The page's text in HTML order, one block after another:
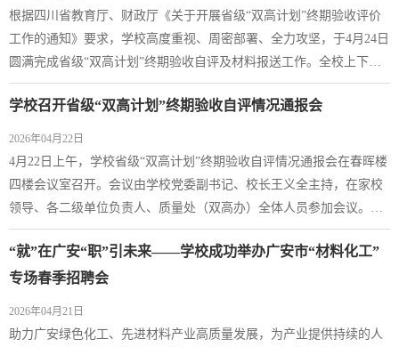
理处、教育技术与信息中心及各二级学院围绕...
根据四川省教育厅、财政厅《关于开展省级“双高计划”终期验收评价
工作的通知》要求，学校高度重视、周密部署、全力攻坚，于4月24日
圆满完成省级“双高计划”终期验收自评及材料报送工作。全校上下以
“5+2”“白+黑”攻坚状态，严格对照“双高”建设方案、备案任务书内
容，结合建设成效，对绩效目标实现情况进行全方位、全过程自评，
高质量完成任务指标核验、绩效数据采集、佐证材料编制、标志成果
梳理、典型案例凝练与自评报告...
学校召开省级“双高计划”终期验收自评情况通报会
2026年04月22日
4月22日上午，学校省级“双高计划”终期验收自评情况通报会在春晖楼
四楼会议室召开。会议由学校党委副书记、校长王义全主持，在家校
领导、各二级单位负责人、质量处（双高办）全体人员参加会议。王
义全就扎实推进终期验收工作作出全面部署。一是做好平台上传收官
工作。强化绩效数据关联封闭管理和佐证材料校核复审，全面查漏补
缺、提质增效。二是抓实现场考察准备工作。制定现场考察总体方案
“就”在广安“职”引未来——学校成功举办广安市“材料化工”
专场春季招聘会
2026年04月21日
助力广安绿色化工、先进材料产业高质量发展，为产业提供持续的人